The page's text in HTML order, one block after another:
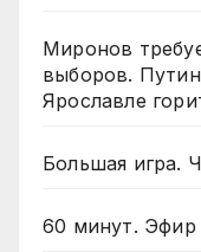
Миронов
выборов.
Ярославле
Большая игра.
60 минут. Эфир